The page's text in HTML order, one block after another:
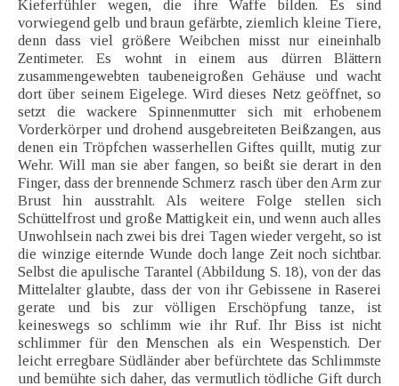
Kieferfühler wegen, die ihre Waffe bilden. Es sind
vorwiegend gelb und braun gefärbte, ziemlich kleine Tiere,
denn dass viel größere Weibchen misst nur eineinhalb
Zentimeter. Es wohnt in einem aus dürren Blättern
zusammengewebten taubeneigroßen Gehäuse und wacht
dort über seinem Eigelege. Wird dieses Netz geöffnet, so
setzt die wackere Spinnenmutter sich mit erhobenem
Vorderkörper und drohend ausgebreiteten Beißzangen, aus
denen ein Tröpfchen wasserhellen Giftes quillt, mutig zur
Wehr. Will man sie aber fangen, so beißt sie derart in den
Finger, dass der brennende Schmerz rasch über den Arm zur
Brust hin ausstrahlt. Als weitere Folge stellen sich
Schüttelfrost und große Mattigkeit ein, und wenn auch alles
Unwohlsein nach zwei bis drei Tagen wieder vergeht, so ist
die winzige eiternde Wunde doch lange Zeit noch sichtbar.
Selbst die apulische Tarantel (Abbildung S. 18), von der das
Mittelalter glaubte, dass der von ihr Gebissene in Raserei
gerate und bis zur völligen Erschöpfung tanze, ist
keineswegs so schlimm wie ihr Ruf. Ihr Biss ist nicht
schlimmer für den Menschen als ein Wespenstich. Der
leicht erregbare Südländer aber befürchtete das Schlimmste
und bemühte sich daher, das vermutlich tödliche Gift durch